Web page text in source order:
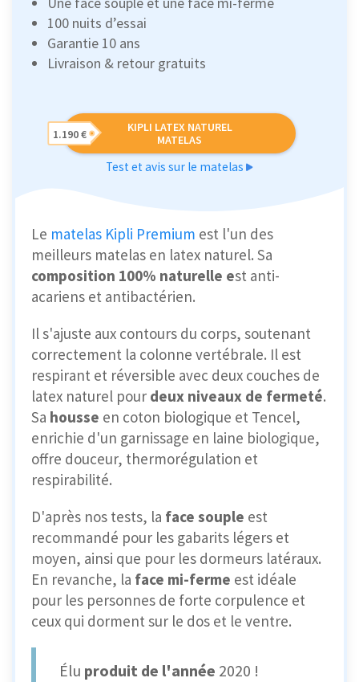
100 nuits d’essai
Garantie 10 ans
Livraison & retour gratuits
KIPLI LATEX NATUREL
MATELAS
1.190 €
Test et avis sur le matelas
Le matelas Kipli Premium est l'un des
meilleurs matelas en latex naturel. Sa
composition 100% naturelle est anti-
acariens et antibactérien.
Il s'ajuste aux contours du corps, soutenant
correctement la colonne vertébrale. Il est
respirant et réversible avec deux couches de
latex naturel pour deux niveaux de fermeté.
Sa housse en coton biologique et Tencel,
enrichie d'un garnissage en laine biologique,
offre douceur, thermorégulation et
respirabilité.
D'après nos tests, la face souple est
recommandé pour les gabarits légers et
moyen, ainsi que pour les dormeurs latéraux.
En revanche, la face mi-ferme est idéale
pour les personnes de forte corpulence et
ceux qui dorment sur le dos et le ventre.
Élu produit de l'année 2020 !